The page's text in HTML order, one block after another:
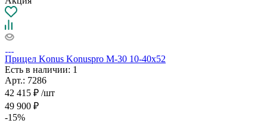
Прицел Konus Konuspro M-30 10-40x52
Есть в наличии: 1
Арт.: 7286
42 415 ₽ /шт
49 900 ₽
-15%